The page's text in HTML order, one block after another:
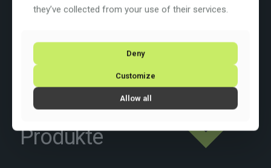
Raddurchmesser: 28 Zoll
Schaltung: Shimano 105
Ähnliche
Produkte
they’ve collected from your use of their services.
Deny
Customize
Allow all